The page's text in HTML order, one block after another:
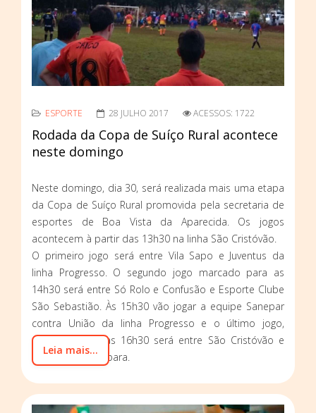
ESPORTE 28 JULHO 2017 ACESSOS: 1722
Rodada da Copa de Suíço Rural acontece
neste domingo
Neste domingo, dia 30, será realizada mais uma etapa
da Copa de Suíço Rural promovida pela secretaria de
esportes de Boa Vista da Aparecida. Os jogos
acontecem à partir das 13h30 na linha São Cristóvão.
O primeiro jogo será entre Vila Sapo e Juventus da
linha Progresso. O segundo jogo marcado para as
14h30 será entre Só Rolo e Confusão e Esporte Clube
São Sebastião. Às 15h30 vão jogar a equipe Sanepar
contra União da linha Progresso e o último jogo,
marcado para as 16h30 será entre São Cristóvão e
Bairro Santa Barbara.
Leia mais...